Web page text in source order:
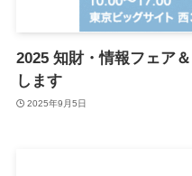
2025 知財・情報フェア
します
2025年9月5日